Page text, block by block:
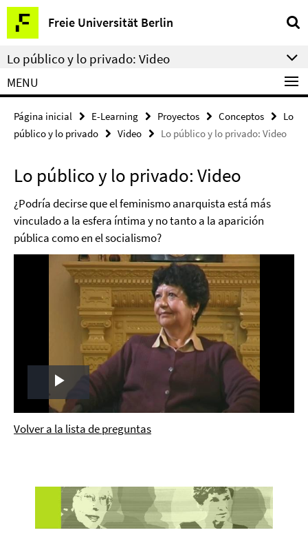
Springe
direkt
zu
Inhalt
Freie Universität Berlin
Herramientas
de
navegación
Lo público y lo privado: Video
MENU
Página inicial E-Learning Proyectos Conceptos
Lo
público y lo privado
Video Lo público y lo privado: Video
Lo público y lo privado: Video
¿Podría decirse que el feminismo anarquista está más
vinculado a la esfera íntima y no tanto a la aparición
pública como en el socialismo?
Play
Video
Volver a la lista de preguntas